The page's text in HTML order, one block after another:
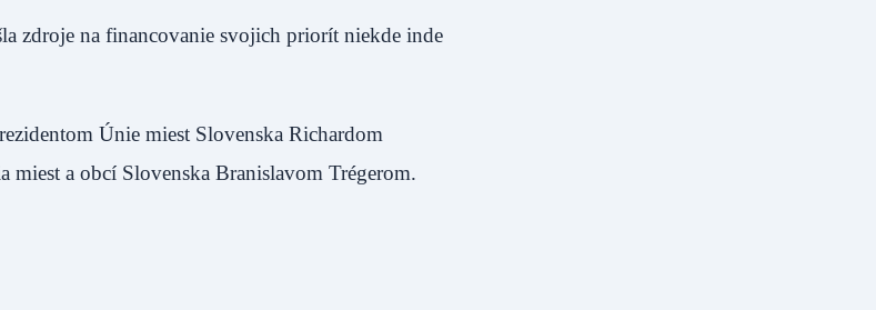
zdroje na financovanie svojich priorít niekde inde
Únie miest Slovenska Richardom
a obcí Slovenska Branislavom Trégerom.